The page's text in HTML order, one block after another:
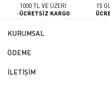
1000 TL VE ÜZERİ
-ÜCRETSİZ KARGO
15
KURUMSAL
ÖDEME
İLETİŞİM